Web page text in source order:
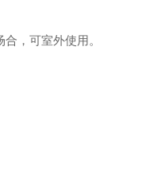
，可室外使用。